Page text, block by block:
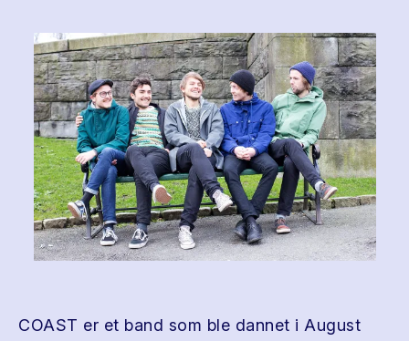
COAST er et band som ble dannet i August